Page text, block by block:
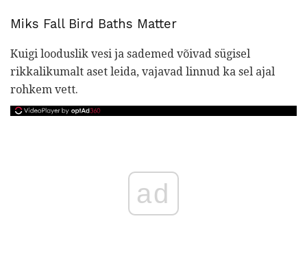
Miks Fall Bird Baths Matter
Kuigi looduslik vesi ja sademed võivad sügisel
rikkalikumalt aset leida, vajavad linnud ka sel ajal
rohkem vett.
ad